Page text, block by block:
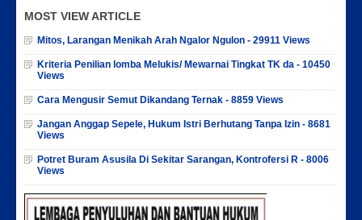
MOST VIEW ARTICLE
Mitos, Larangan Menikah Arah Ngalor Ngulon - 29911 Views
Kriteria Penilian lomba Melukis/ Mewarnai Tingkat TK da - 10450
Views
Cara Mengusir Semut Dikandang Ternak - 8859 Views
Jangan Anggap Sepele, Hukum Istri Berhutang Tanpa Izin - 8681
Views
Potret Buram Asusila Di Sekitar Sarangan, Kontrofersi R - 8006
Views